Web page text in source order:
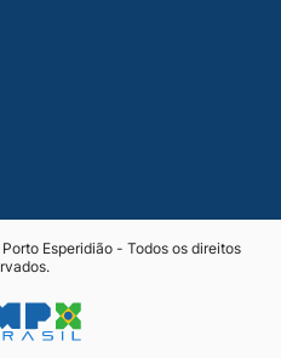
Esperidião - Todos os direitos